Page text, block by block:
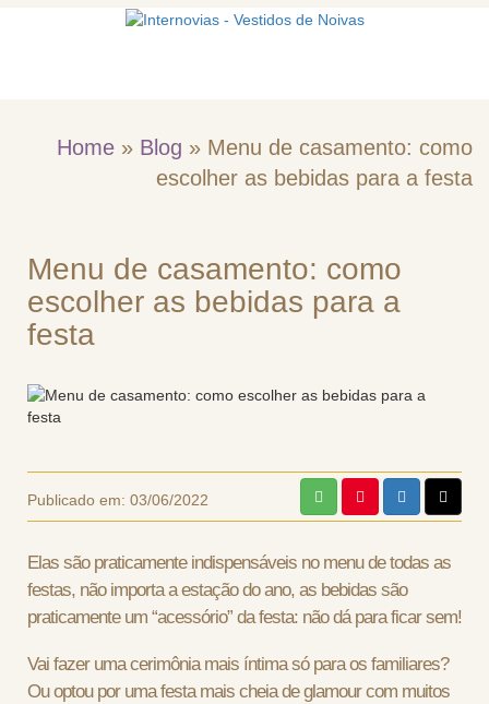
Home » Blog » Menu de casamento: como
escolher as bebidas para a festa
Menu de casamento: como
escolher as bebidas para a
festa
Publicado em: 03/06/2022
Elas são praticamente indispensáveis no menu de todas as
festas, não importa a estação do ano, as bebidas são
praticamente um “acessório” da festa: não dá para ficar sem!
Vai fazer uma cerimônia mais íntima só para os familiares?
Ou optou por uma festa mais cheia de glamour com muitos